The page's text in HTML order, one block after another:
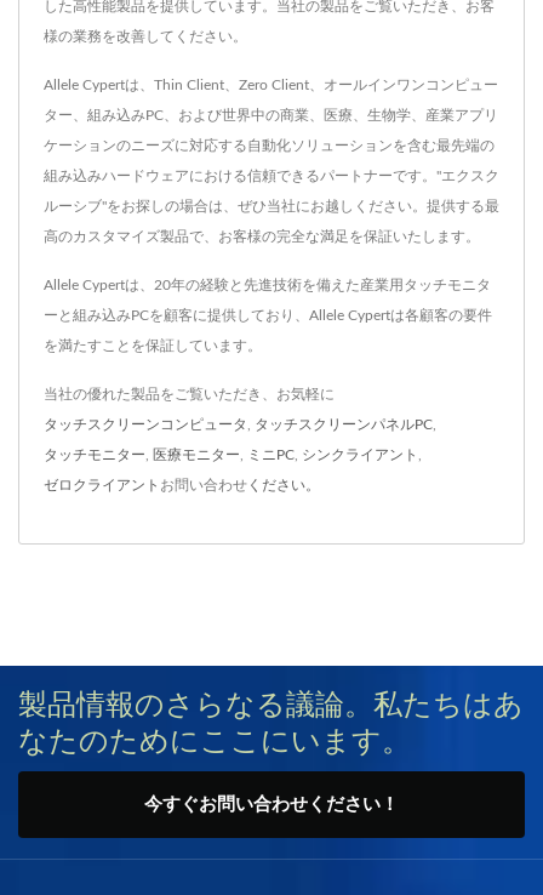
した高性能製品を提供しています。当社の製品をご覧いただき、お客
様の業務を改善してください。
Allele Cypertは、Thin Client、Zero Client、オールインワンコンピュー
ター、組み込みPC、および世界中の商業、医療、生物学、産業アプリ
ケーションのニーズに対応する自動化ソリューションを含む最先端の
組み込みハードウェアにおける信頼できるパートナーです。"エクスク
ルーシブ"をお探しの場合は、ぜひ当社にお越しください。提供する最
高のカスタマイズ製品で、お客様の完全な満足を保証いたします。
Allele Cypertは、20年の経験と先進技術を備えた産業用タッチモニタ
ーと組み込みPCを顧客に提供しており、Allele Cypertは各顧客の要件
を満たすことを保証しています。
当社の優れた製品をご覧いただき、お気軽に
タッチスクリーンコンピュータ タッチスクリーンパネルPC
タッチモニター 医療モニター ミニPC シンクライアント
ゼロクライアント お問い合わせ ください。
製品情報のさらなる議論。私たちはあ
なたのためにここにいます。
今すぐお問い合わせください！